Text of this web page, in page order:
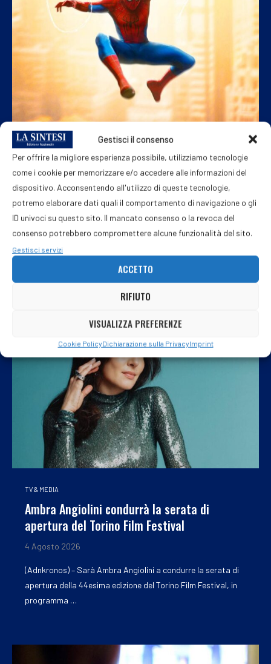
Gestisci il consenso
Per offrire la migliore esperienza possibile, utilizziamo tecnologie
come i cookie per memorizzare e/o accedere alle informazioni del
dispositivo. Acconsentendo all'utilizzo di queste tecnologie,
potremo elaborare dati quali il comportamento di navigazione o gli
ID univoci su questo sito. Il mancato consenso o la revoca del
consenso potrebbero compromettere alcune funzionalità del sito.
Gestisci servizi
ACCETTO
RIFIUTO
VISUALIZZA PREFERENZE
Cookie PolicyDichiarazione sulla PrivacyImprint
TV & MEDIA
Addio a Mary Rivera, la ‘Lola’ di ‘Spider-Man:
No Way Home’
4 Agosto 2026
(Adnkronos) – E’ morta all’età di 82 anni Mary Egida Rivera,
interpretato …
TV & MEDIA
Ambra Angiolini condurrà la serata di
apertura del Torino Film Festival
4 Agosto 2026
(Adnkronos) – Sarà Ambra Angiolini a condurre la serata di
apertura della 44esima edizione del Torino Film Festival, in
programma …